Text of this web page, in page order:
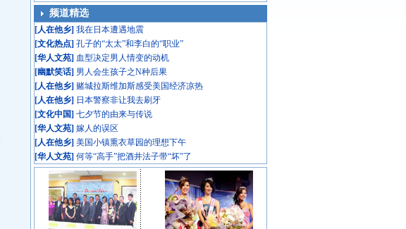
频道精选
[人在他乡] 我在日本遭遇地震
[文化热点] 孔子的“太太”和李白的“职业”
[华人文苑] 血型决定男人情变的动机
[幽默笑话] 男人会生孩子之N种后果
[人在他乡] 赌城拉斯维加斯感受美国经济凉热
[人在他乡] 日本警察非让我去刷牙
[文化中国] 七夕节的由来与传说
[华人文苑] 嫁人的误区
[人在他乡] 美国小镇熏衣草园的理想下午
[华人文苑] 何等“高手”把酒井法子带“坏”了